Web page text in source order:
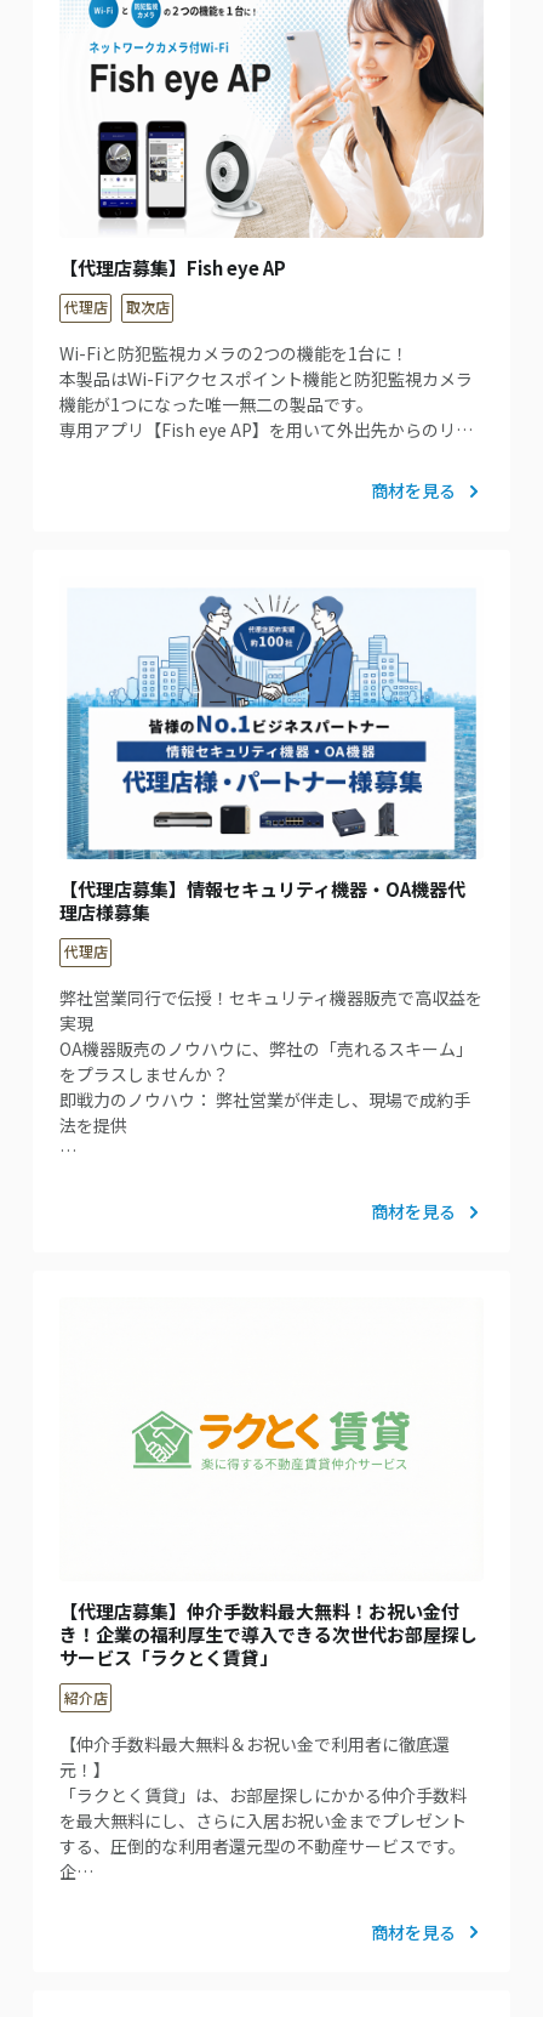
【代理店募集】Fish eye AP
代理店 取次店
Wi-Fiと防犯監視カメラの2つの機能を1台に！
本製品はWi-Fiアクセスポイント機能と防犯監視カメラ
機能が1つになった唯一無二の製品です。
専用アプリ【Fish eye AP】を用いて外出先からのリ…
商材を見る
【代理店募集】情報セキュリティ機器・OA機器代
理店様募集
代理店
弊社営業同行で伝授！セキュリティ機器販売で高収益を
実現
OA機器販売のノウハウに、弊社の「売れるスキーム」
をプラスしませんか？
即戦力のノウハウ： 弊社営業が伴走し、現場で成約手
法を提供
…
商材を見る
【代理店募集】仲介手数料最大無料！お祝い金付
き！企業の福利厚生で導入できる次世代お部屋探し
サービス「ラクとく賃貸」
紹介店
【仲介手数料最大無料＆お祝い金で利用者に徹底還
元！】
「ラクとく賃貸」は、お部屋探しにかかる仲介手数料
を最大無料にし、さらに入居お祝い金までプレゼント
する、圧倒的な利用者還元型の不動産サービスです。
企…
商材を見る